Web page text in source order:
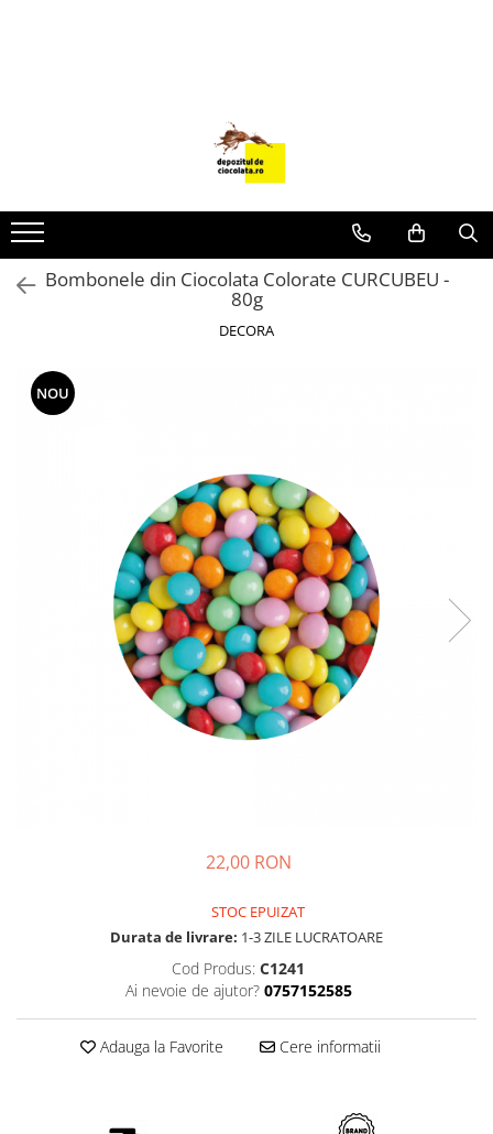
GLAZURI, UMPLUTURI, CREME
USTENSILE SI FORME SILICON
PASTA DE ZAHAR
FRISCA, UNT, LAPTE CONDENSAT
Bombonele din Ciocolata Colorate CURCUBEU -
80g
DECORA
NOU
22,00 RON
STOC EPUIZAT
Durata de livrare: 1-3 ZILE LUCRATOARE
Cod Produs: C1241
Ai nevoie de ajutor? 0757152585
Adauga la Favorite Cere informatii